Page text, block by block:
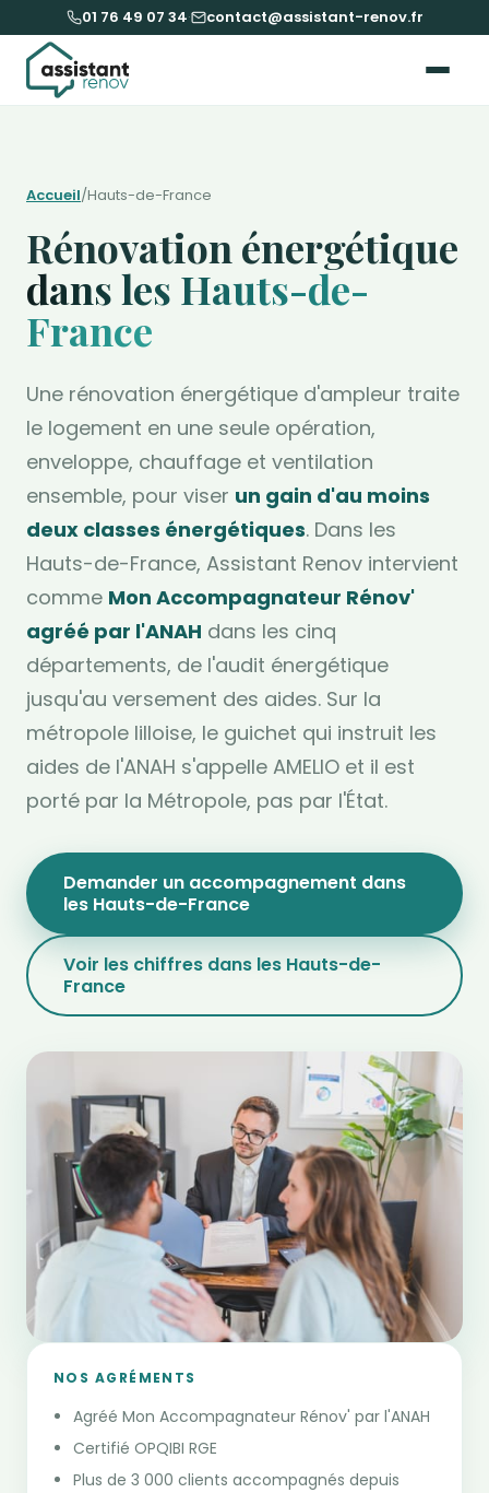
01 76 49 07 34· contact@assistant-renov.fr
Accueil/Hauts-de-France
Rénovation énergétique
dans les Hauts-de-
France
Une rénovation énergétique d'ampleur traite
le logement en une seule opération,
enveloppe, chauffage et ventilation
ensemble, pour viser un gain d'au moins
deux classes énergétiques. Dans les
Hauts-de-France, Assistant Renov intervient
comme Mon Accompagnateur Rénov'
agréé par l'ANAH dans les cinq
départements, de l'audit énergétique
jusqu'au versement des aides. Sur la
métropole lilloise, le guichet qui instruit les
aides de l'ANAH s'appelle AMELIO et il est
porté par la Métropole, pas par l'État.
Demander un accompagnement dans
les Hauts-de-France
Voir les chiffres dans les Hauts-de-
France
NOS AGRÉMENTS
Agréé Mon Accompagnateur Rénov' par l'ANAH
Certifié OPQIBI RGE
Plus de 3 000 clients accompagnés depuis